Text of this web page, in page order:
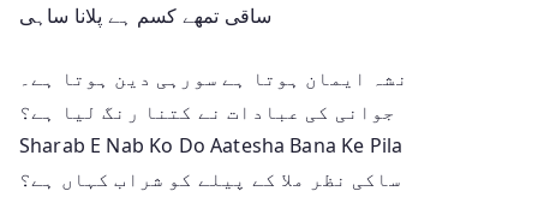
ساقی تمھے کسم ہے پلانا ساہی
نشہ ایمان ہوتا ہے سورہی دین ہوتا ہے۔
جوانی کی عبادات نے کتنا رنگ لیا ہے؟
Sharab E Nab Ko Do Aatesha Bana Ke Pila
ساکی نظر ملا کے پیلے کو شراب کہاں ہے؟